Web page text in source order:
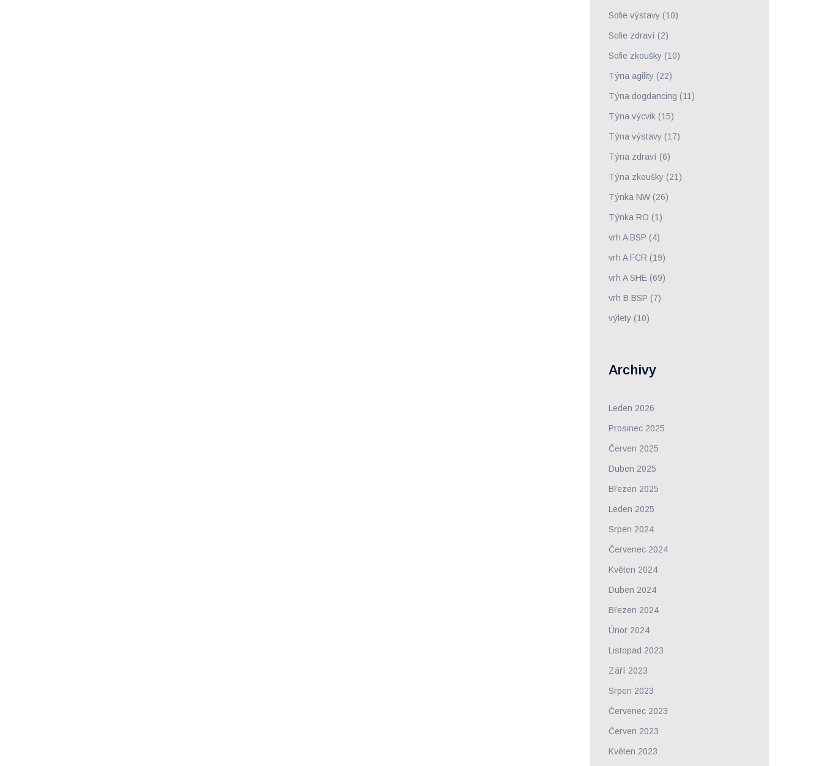
Sofie výstavy(10)
Sofie zdraví (2)
Sofie zkoušky(10)
Týna agility(22)
Týna dogdancing (11)
Týna výcvik(15)
Týna výstavy(17)
Týna zdraví (6)
Týna zkoušky(21)
Týnka NW(26)
Týnka RO (1)
vrh A BSP (4)
vrh A FCR (19)
vrh A SHE (69)
vrh B BSP (7)
výlety(10)
Archivy
Leden 2026
Prosinec 2025
Červen 2025
Duben 2025
Březen 2025
Leden 2025
Srpen 2024
Červenec 2024
Květen 2024
Duben 2024
Březen 2024
Únor 2024
Listopad 2023
Září 2023
Srpen 2023
Červenec 2023
Červen 2023
Květen 2023